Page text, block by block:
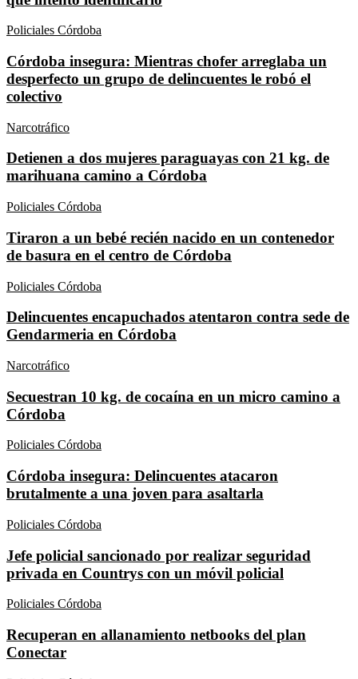
Policiales Córdoba
Córdoba insegura: Mientras chofer arreglaba un
desperfecto un grupo de delincuentes le robó el
colectivo
Narcotráfico
Detienen a dos mujeres paraguayas con 21 kg. de
marihuana camino a Córdoba
Policiales Córdoba
Tiraron a un bebé recién nacido en un contenedor
de basura en el centro de Córdoba
Policiales Córdoba
Delincuentes encapuchados atentaron contra sede de
Gendarmeria en Córdoba
Narcotráfico
Secuestran 10 kg. de cocaína en un micro camino a
Córdoba
Policiales Córdoba
Córdoba insegura: Delincuentes atacaron
brutalmente a una joven para asaltarla
Policiales Córdoba
Jefe policial sancionado por realizar seguridad
privada en Countrys con un móvil policial
Policiales Córdoba
Recuperan en allanamiento netbooks del plan
Conectar